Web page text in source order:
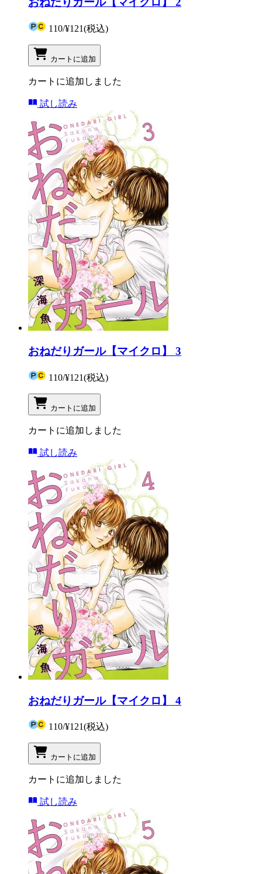
110/¥121(税込)
カートに追加
カートに追加しました
試し読み
おねだりガール【マイクロ】 3
110/¥121(税込)
カートに追加
カートに追加しました
試し読み
おねだりガール【マイクロ】 4
110/¥121(税込)
カートに追加
カートに追加しました
試し読み